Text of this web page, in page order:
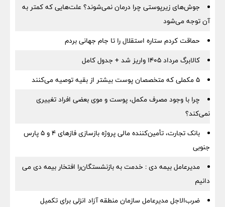
جوش‌های زیرپوستی چرا درمان نمی‌شوند؟ علت‌هایی که کمتر به
آن توجه می‌شود
حماقت کردم ستاره استقلال را تا جام جهانی بردم
کالابرگ مرداد ۱۴۰۵ واریز شد + جدول کامل
۵ مکملی که متخصصان پوست بیشتر از بقیه توصیه می‌کنند
چرا با وجود مصرف مکمل، پوست و موی بعضی افراد تغییری
نمی‌کند؟
بانک تجارت، تأمین‌کننده مالی پروژه بازسازی فازهای ۴ و ۵ پارس
جنوبی
مدیرعامل بیمه دی : خدمت به بازنشستگان‌را افتخار بیمه دی می
دانیم
ضرب‌الاجل مدیرعامل سازمان منطقه آزاد انزلی برای تكمیل